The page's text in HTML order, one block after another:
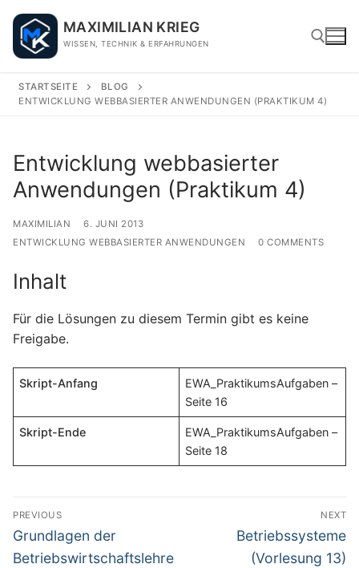
content
MAXIMILIAN KRIEG
WISSEN, TECHNIK & ERFAHRUNGEN
Search for:
STARTSEITE
BLOG
ENTWICKLUNG WEBBASIERTER ANWENDUNGEN (PRAKTIKUM 4)
Entwicklung webbasierter
Anwendungen (Praktikum 4)
MAXIMILIAN
6. JUNI 2013
ENTWICKLUNG WEBBASIERTER ANWENDUNGEN
0 COMMENTS
Inhalt
Für die Lösungen zu diesem Termin gibt es keine
Freigabe.
Skript-Anfang
EWA_PraktikumsAufgaben –
Seite 16
Skript-Ende
EWA_PraktikumsAufgaben –
Seite 18
Beitragsnavigation
PREVIOUS
Previous
post:
Grundlagen der
Betriebswirtschaftslehre
NEXT
Next
post:
Betriebssysteme
(Vorlesung 13)